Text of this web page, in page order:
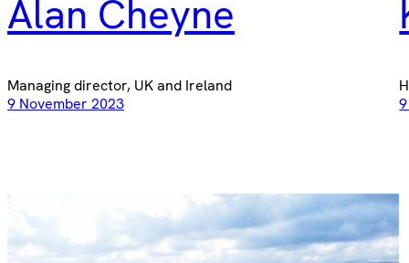
Alan Cheyne
Managing director, UK and Ireland
9 November 2023